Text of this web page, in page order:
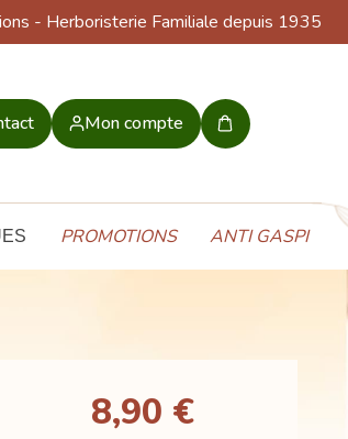
- Herboristerie Familiale depuis 1935
Mon compte
Mon
PROMOTIONS ANTI GASPI
8,90 €